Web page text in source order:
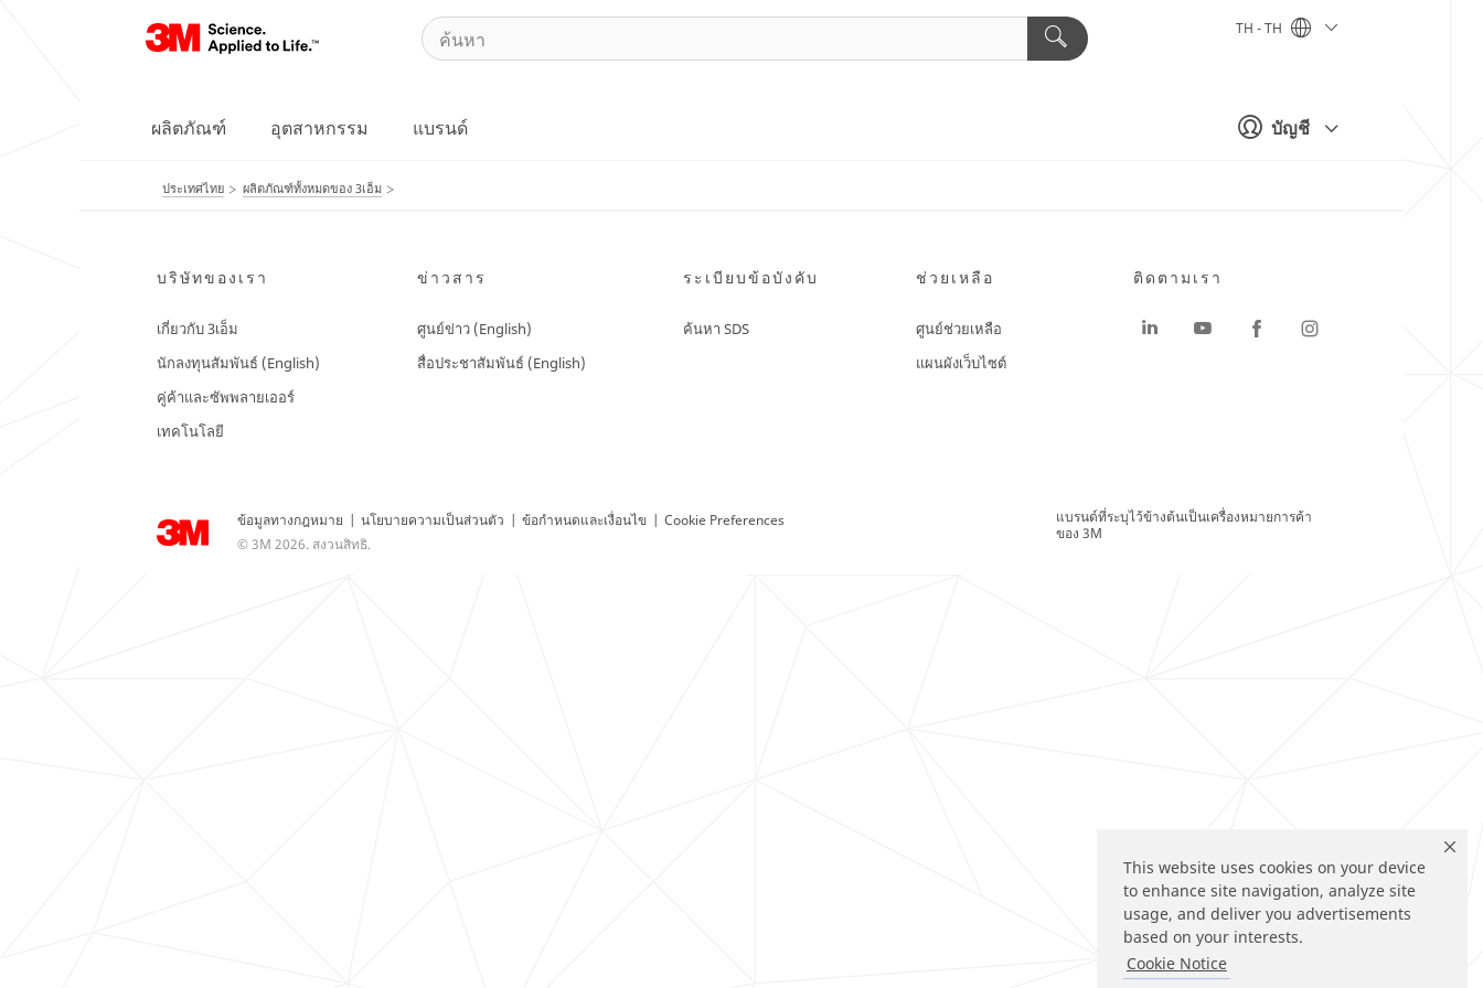
This website uses cookies on your device
to enhance site navigation, analyze site
usage, and deliver you advertisements
based on your interests.
Cookie Notice
บัญชี
TH - TH
ผลิตภัณฑ์ อุตสาหกรรม แบรนด์
ประเทศไทย ผลิตภัณฑ์ทั้งหมดของ 3เอ็ม
บริษัทของเรา
เกี่ยวกับ 3เอ็ม
นักลงทุนสัมพันธ์ (English)
คู่ค้าและซัพพลายเออร์
เทคโนโลยี
ข่าวสาร
ศูนย์ข่าว (English)
สื่อประชาสัมพันธ์ (English)
ระเบียบข้อบังคับ
ค้นหา SDS
ช่วยเหลือ
ศูนย์ช่วยเหลือ
แผนผังเว็บไซต์
ข้อมูลทางกฎหมาย | นโยบายความเป็นส่วนตัว | ข้อกำหนดและเงื่อนไข | Cookie Preferences
© 3M 2026. สงวนสิทธิ.
ติดตามเรา
แบรนด์ที่ระบุไว้ข้างต้นเป็นเครื่องหมายการค้า
ของ 3M